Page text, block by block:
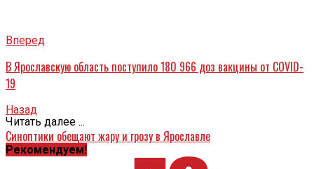
Вперед
В Ярославскую область поступило 180 966 доз вакцины от COVID-
19
Назад
Синоптики обещают жару и грозу в Ярославле
Читать далее ...
Рекомендуем!